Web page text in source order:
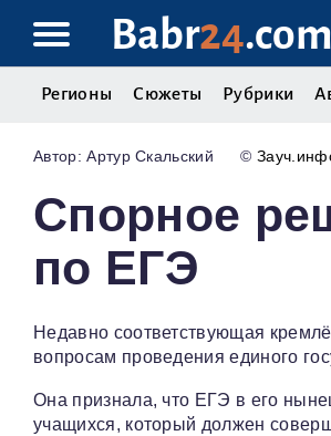
Babr24.com
Регионы Сюжеты Рубрики
Артур Скальский ©
Спорное
по ЕГЭ
Недавно соответствующая
вопросам проведения единого
Она признала, что ЕГЭ в его
учащихся, который должен